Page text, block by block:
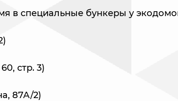
в специальные бункеры у
стр. 3)
87А/2)